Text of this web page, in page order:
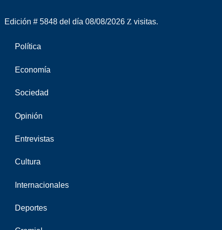
Edición # 5848 del día 08/08/2026 visitas.
Política
Economía
Sociedad
Opinión
Entrevistas
Cultura
Internacionales
Deportes